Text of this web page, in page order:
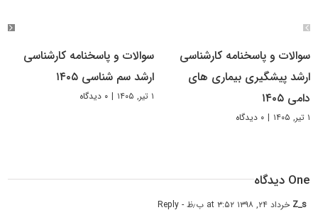
سوالات و پاسخنامه کارشناسی
ارشد پیشگیری بیماری های
دامی ۱۴۰۵
۱ تیر, ۱۴۰۵ | ۰ دیدگاه
سوالات و پاسخنامه کارشناسی
ارشد سم شناسی ۱۴۰۵
۱ تیر, ۱۴۰۵ | ۰ دیدگاه
One دیدگاه
Z_s خرداد ۲۴, ۱۳۹۸ at ۳:۵۲ ب٫ظ - Reply